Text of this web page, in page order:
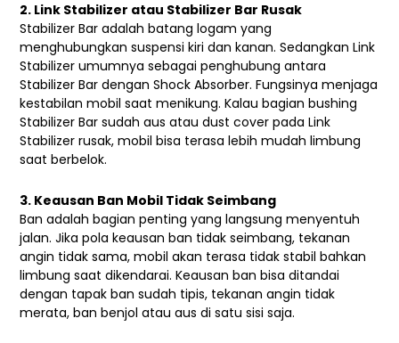
2. Link Stabilizer atau Stabilizer Bar Rusak
Stabilizer Bar adalah batang logam yang
menghubungkan suspensi kiri dan kanan. Sedangkan Link
Stabilizer umumnya sebagai penghubung antara
Stabilizer Bar dengan Shock Absorber. Fungsinya menjaga
kestabilan mobil saat menikung. Kalau bagian bushing
Stabilizer Bar sudah aus atau dust cover pada Link
Stabilizer rusak, mobil bisa terasa lebih mudah limbung
saat berbelok.
3. Keausan Ban Mobil Tidak Seimbang
Ban adalah bagian penting yang langsung menyentuh
jalan. Jika pola keausan ban tidak seimbang, tekanan
angin tidak sama, mobil akan terasa tidak stabil bahkan
limbung saat dikendarai. Keausan ban bisa ditandai
dengan tapak ban sudah tipis, tekanan angin tidak
merata, ban benjol atau aus di satu sisi saja.